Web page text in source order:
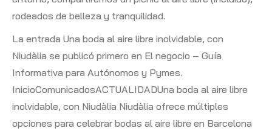
rodeados de belleza y tranquilidad.
La entrada Una boda al aire libre inolvidable, con
Niudàlia se publicó primero en El negocio – Guía
Informativa para Autónomos y Pymes.
InicioComunicadosACTUALIDADUna boda al aire libre
inolvidable, con Niudàlia Niudàlia ofrece múltiples
opciones para celebrar bodas al aire libre en Barcelona